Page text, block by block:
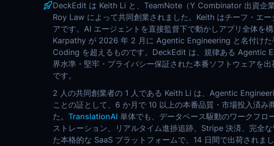
DeckEdit は Keith Li と、TeamNote（Y Combinator 出資企
Roy Law によって共同創業されました。Keith はチーフ・エ
アです。AI エージェントを直接監督下で動かしアプリ全体を
Karpathy が 2026 年 2 月に Agentic Engineering と名付けた
Coding を超えるものです。DeckEdit は、規律ある Agentic
界水準・堅牢・プライバシー保証された本番ソフトウェアを
です。
2 人の共同創業者の 1 人である Keith Li は、Agentic
ことの証として、6 か月で 10 以上の本番品質・市場投入済み
た。 TranslationAI 単体でも、データベース駆動のワークフロ
ストレーション、リアルタイム進捗追跡、Stripe 決済、完全
た本格的な SaaS プラットフォームで、14 日間で出荷されまし